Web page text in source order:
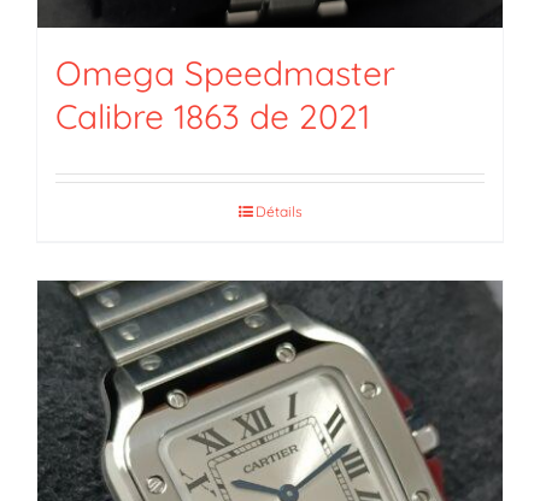
Omega Speedmaster
Calibre 1863 de 2021
Détails